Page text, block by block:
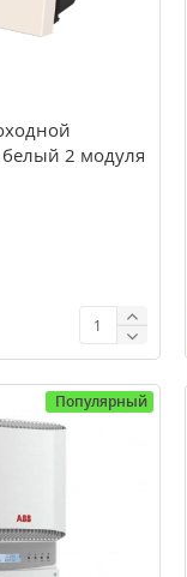
2 модуля
ABB
Популярный